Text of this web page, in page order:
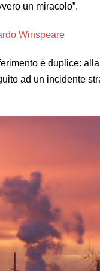
un miracolo”.
è duplice:
ad un incidente